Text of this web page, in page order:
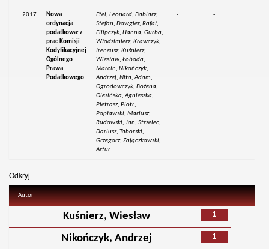
2017
Nowa
ordynacja
podatkowa: z
prac Komisji
Kodyfikacyjnej
Ogólnego
Prawa
Podatkowego
Etel, Leonard; Babiarz,
Stefan; Dowgier, Rafał;
Filipczyk, Hanna; Gurba,
Włodzimierz; Krawczyk,
Ireneusz; Kuśnierz,
Wiesław; Łoboda,
Marcin; Nikończyk,
Andrzej; Nita, Adam;
Ogrodowczyk, Bożena;
Olesińska, Agnieszka;
Pietrasz, Piotr;
Popławski, Mariusz;
Rudowski, Jan; Strzelec,
Dariusz; Taborski,
Grzegorz; Zajączkowski,
Artur
- -
Odkryj
Autor
1
Kuśnierz, Wiesław
1
Nikończyk, Andrzej